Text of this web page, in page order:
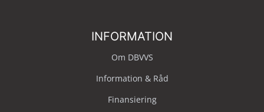
INFORMATION
Om DBVVS
Information & Råd
Finansiering